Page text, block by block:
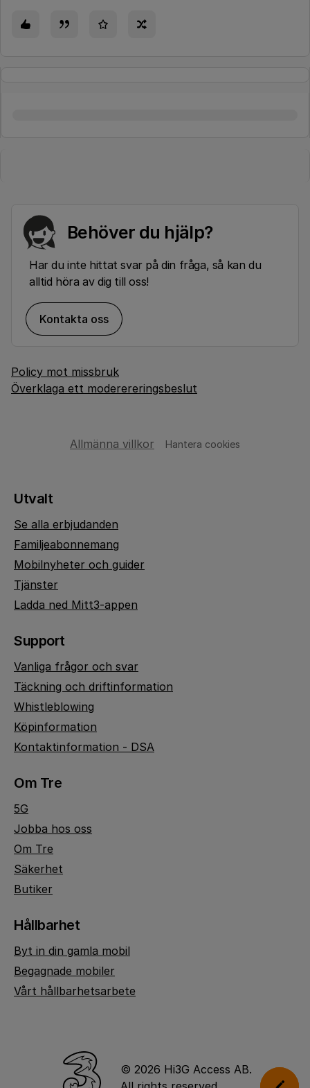
Behöver du hjälp?
Har du inte hittat svar på din fråga, så kan du
alltid höra av dig till oss!
Kontakta oss
Policy mot missbruk
Överklaga ett moderereringsbeslut
Allmänna villkor Hantera cookies
Utvalt
Se alla erbjudanden
Familjeabonnemang
Mobilnyheter och guider
Tjänster
Ladda ned Mitt3-appen
Support
Vanliga frågor och svar
Täckning och driftinformation
Whistleblowing
Köpinformation
Kontaktinformation - DSA
Om Tre
5G
Jobba hos oss
Om Tre
Säkerhet
Butiker
Hållbarhet
Byt in din gamla mobil
Begagnade mobiler
Vårt hållbarhetsarbete
© 2026 Hi3G Access AB.